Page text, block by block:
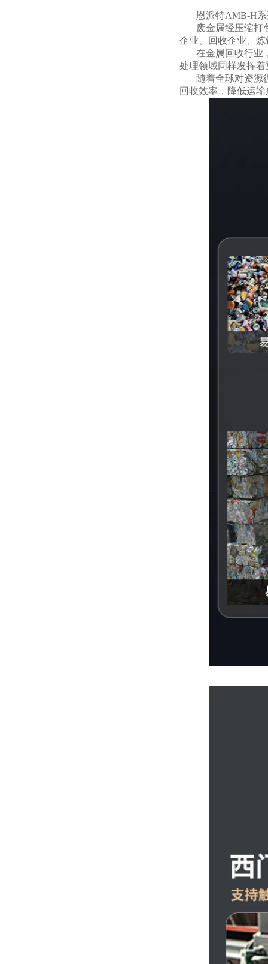
恩派特AMB-H
废金属经压缩打
企业、回收企业、
在金属回收行业
处理领域同样发挥
随着全球对资源
回收效率，降低运